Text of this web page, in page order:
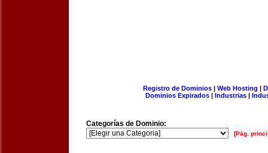
Registro de Dominios| Web Hosting |
Dominios Expirados | Industrias |
Categorías de Dominio:
[Pág.